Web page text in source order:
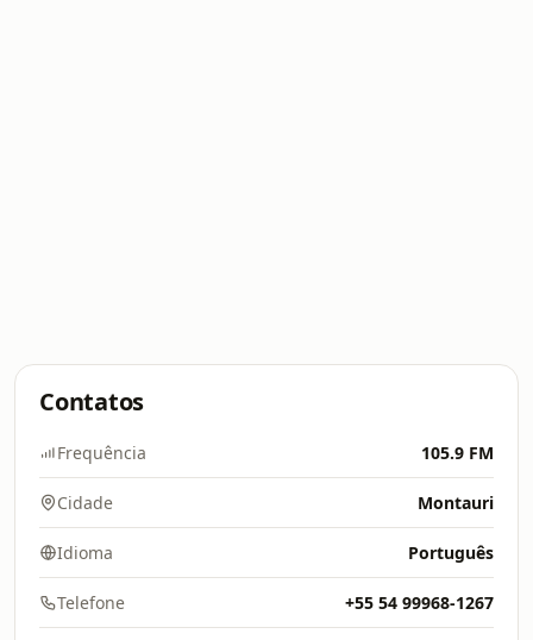
Contatos
Frequência 105.9 FM
Cidade Montauri
Idioma Português
Telefone +55 54 99968-1267